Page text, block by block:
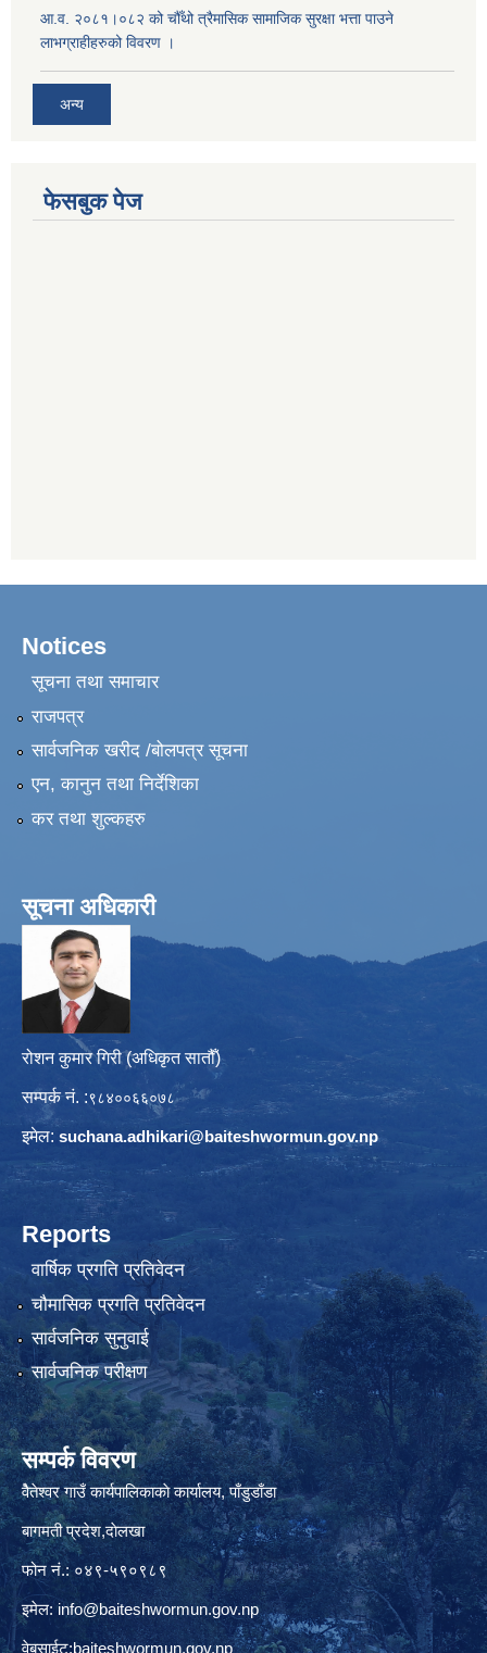
आ.व. २०८१।०८२ को चौँथो त्रैमासिक सामाजिक सुरक्षा भत्ता पाउने
लाभग्राहीहरुको विवरण ।
अन्य
फेसबुक पेज
Notices
सूचना तथा समाचार
राजपत्र
सार्वजनिक खरीद /बोलपत्र सूचना
एन, कानुन तथा निर्देशिका
कर तथा शुल्कहरु
सूचना अधिकारी
रोशन कुमार गिरी (अधिकृत सातौँ)
सम्पर्क नं. :९८४००६६०७८
इमेल: suchana.adhikari@baiteshwormun.gov.np
Reports
वार्षिक प्रगति प्रतिवेदन
चौमासिक प्रगति प्रतिवेदन
सार्वजनिक सुनुवाई
सार्वजनिक परीक्षण
सम्पर्क विवरण
वैेतेश्वर गाउँ कार्यपालिकाकाे कार्यालय, पाँडुडाँडा
बागमती‌ प्रदेश,दाेलखा
फोन नं.: ०४९-५९०९८९
इमेल: info@baiteshwormun.gov.np
वेबसाईट:baiteshwormun.gov.np